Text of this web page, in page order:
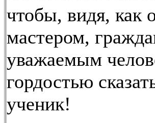
чтобы, видя, как
мастером,
уважаемым
гордостью
ученик!